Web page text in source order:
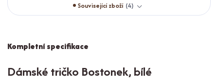
Související zboží 4
Kompletní specifikace
Dámské tričko Bostonek, bílé